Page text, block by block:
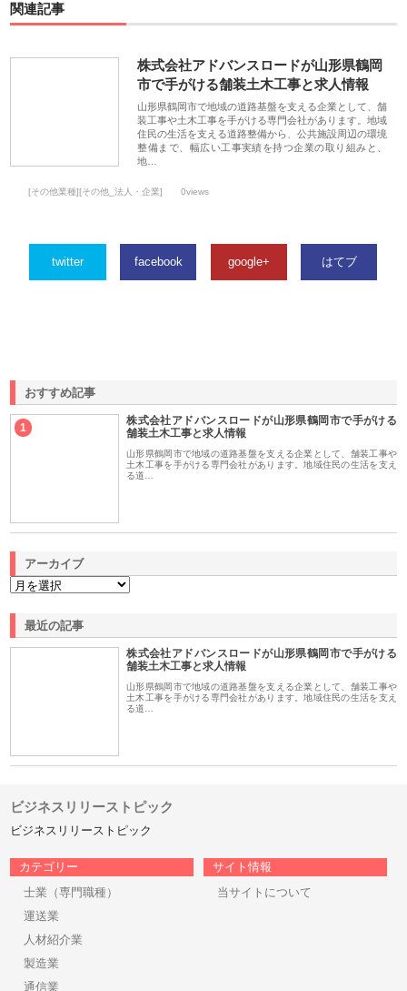
関連記事
株式会社アドバンスロードが山形県鶴岡
市で手がける舗装土木工事と求人情報
山形県鶴岡市で地域の道路基盤を支える企業として、舗
装工事や土木工事を手がける専門会社があります。地域
住民の生活を支える道路整備から、公共施設周辺の環境
整備まで、幅広い工事実績を持つ企業の取り組みと、
地…
[その他業種][その他_法人・企業] 0views
twitter facebook google+ はてブ
おすすめ記事
1
株式会社アドバンスロードが山形県鶴岡市で手がける
舗装土木工事と求人情報
山形県鶴岡市で地域の道路基盤を支える企業として、舗装工事や
土木工事を手がける専門会社があります。地域住民の生活を支え
る道…
アーカイブ
最近の記事
株式会社アドバンスロードが山形県鶴岡市で手がける
舗装土木工事と求人情報
山形県鶴岡市で地域の道路基盤を支える企業として、舗装工事や
土木工事を手がける専門会社があります。地域住民の生活を支え
る道…
ビジネスリリーストピック
ビジネスリリーストピック
カテゴリー
士業（専門職種）
運送業
人材紹介業
製造業
通信業
サイト情報
当サイトについて